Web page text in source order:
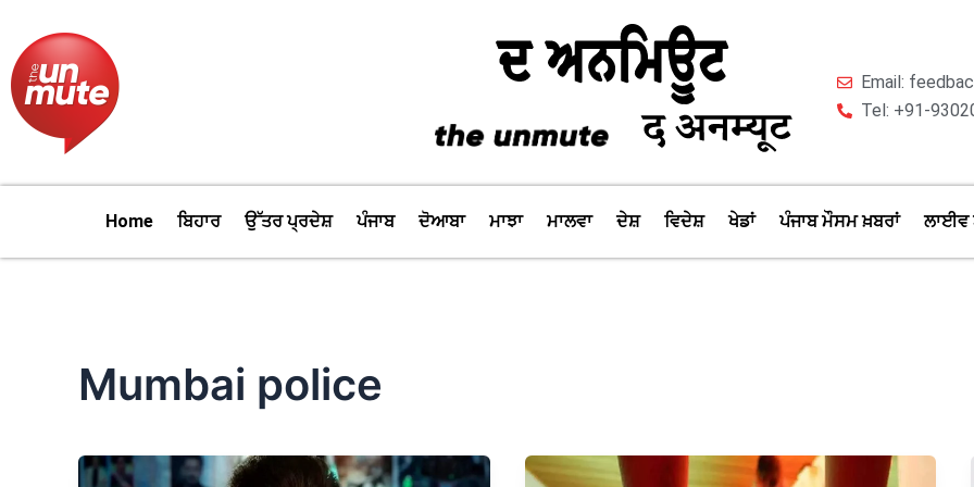
content
Email:
Tel: +91-
Home ਬਿਹਾਰ ਉੱਤਰ ਪ੍ਰਦੇਸ਼ ਪੰਜਾਬ ਦੋਆਬਾ ਮਾਝਾ ਮਾਲਵਾ ਦੇਸ਼ ਵਿਦੇਸ਼ ਖੇਡਾਂ ਪੰਜਾਬ ਮੌਸਮ ਖ਼ਬਰਾਂ ਲਾਈਵ
Mumbai police